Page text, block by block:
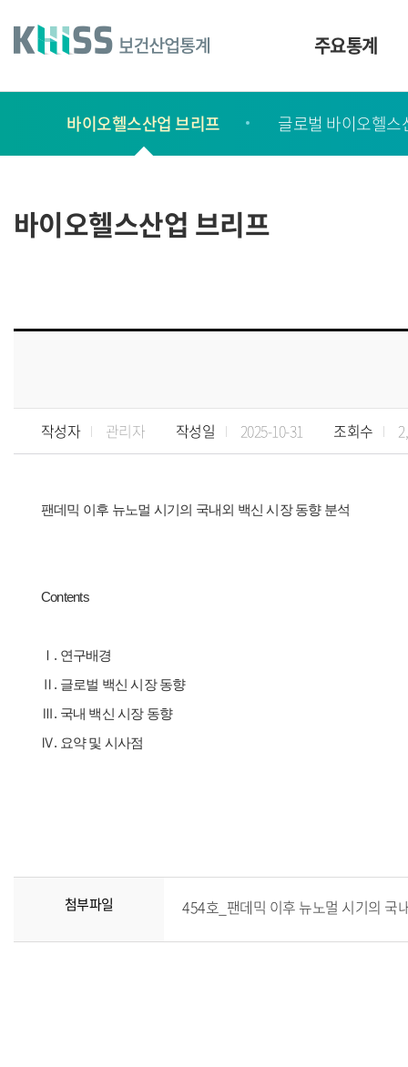
건
주요통계
서
간
행
바이오헬스산업 브리프 글로벌 바이오헬스
바이오헬스산업 브리프
작성자 관리자 작성일 2025-10-31 조회수
팬데믹 이후 뉴노멀 시기의 국내외 백신 시장 동향 분석
Contents
Ⅰ. 연구배경
Ⅱ. 글로벌 백신 시장 동향
Ⅲ. 국내 백신 시장 동향
Ⅳ. 요약 및 시사점
첨부파일 454호_팬데믹 이후 뉴노멀 시기의 국